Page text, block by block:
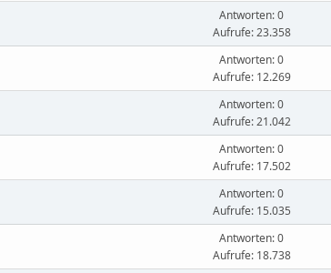
Antworten: 0
Aufrufe: 23.358
Antworten: 0
Aufrufe: 12.269
Antworten: 0
Aufrufe: 21.042
Antworten: 0
Aufrufe: 17.502
Antworten: 0
Aufrufe: 15.035
Antworten: 0
Aufrufe: 18.738